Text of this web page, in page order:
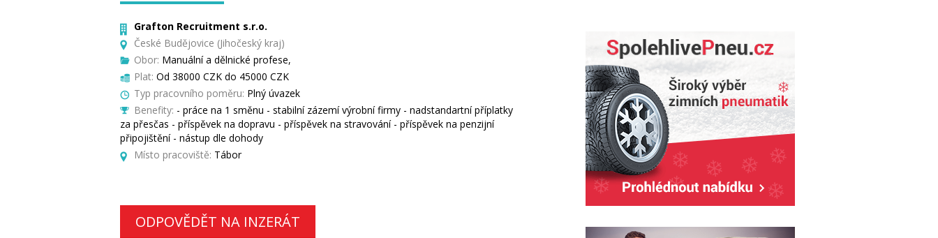
Grafton Recruitment s.r.o.
České Budějovice (Jihočeský kraj)
Obor: Manuální a dělnické profese,
Plat: Od 38000 CZK do 45000 CZK
Typ pracovního poměru: Plný úvazek
Benefity: - práce na 1 směnu - stabilní zázemí výrobní firmy - nadstandartní příplatky
za přesčas - příspěvek na dopravu - příspěvek na stravování - příspěvek na penzijní
připojištění - nástup dle dohody
Místo pracoviště: Tábor
ODPOVĚDĚT NA INZERÁT